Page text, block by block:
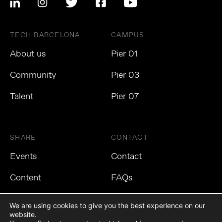
TECH BARCELONA
About us
Community
Talent
CAMPUS
Pier 01
Pier 03
Pier 07
SHARE
Events
Content
CONTACT
Contact
FAQs
We are using cookies to give you the best experience on our
website.